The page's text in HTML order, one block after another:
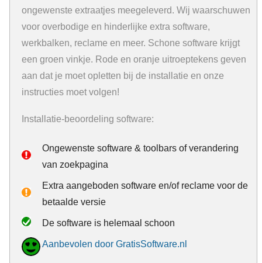
ongewenste extraatjes meegeleverd. Wij waarschuwen
voor overbodige en hinderlijke extra software,
werkbalken, reclame en meer. Schone software krijgt
een groen vinkje. Rode en oranje uitroeptekens geven
aan dat je moet opletten bij de installatie en onze
instructies moet volgen!
Installatie-beoordeling software:
Ongewenste software & toolbars of verandering
van zoekpagina
Extra aangeboden software en/of reclame voor de
betaalde versie
De software is helemaal schoon
Aanbevolen door GratisSoftware.nl